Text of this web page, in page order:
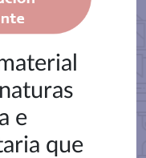
e
que